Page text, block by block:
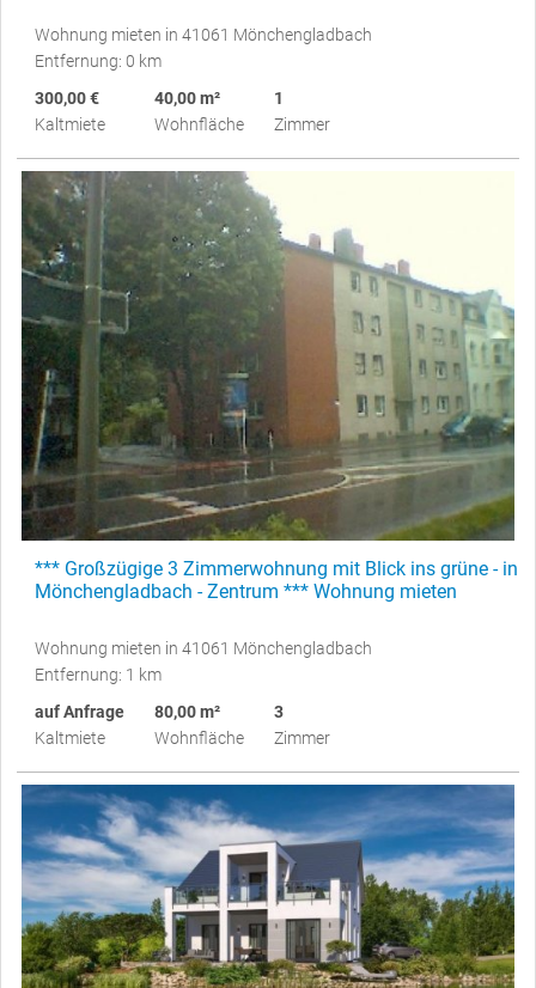
Wohnung mieten in 41061 Mönchengladbach
Entfernung: 0 km
300,00 €
Kaltmiete
40,00 m²
Wohnfläche
1
Zimmer
*** Großzügige 3 Zimmerwohnung mit Blick ins grüne - in
Mönchengladbach - Zentrum *** Wohnung mieten
Wohnung mieten in 41061 Mönchengladbach
Entfernung: 1 km
auf Anfrage
Kaltmiete
80,00 m²
Wohnfläche
3
Zimmer